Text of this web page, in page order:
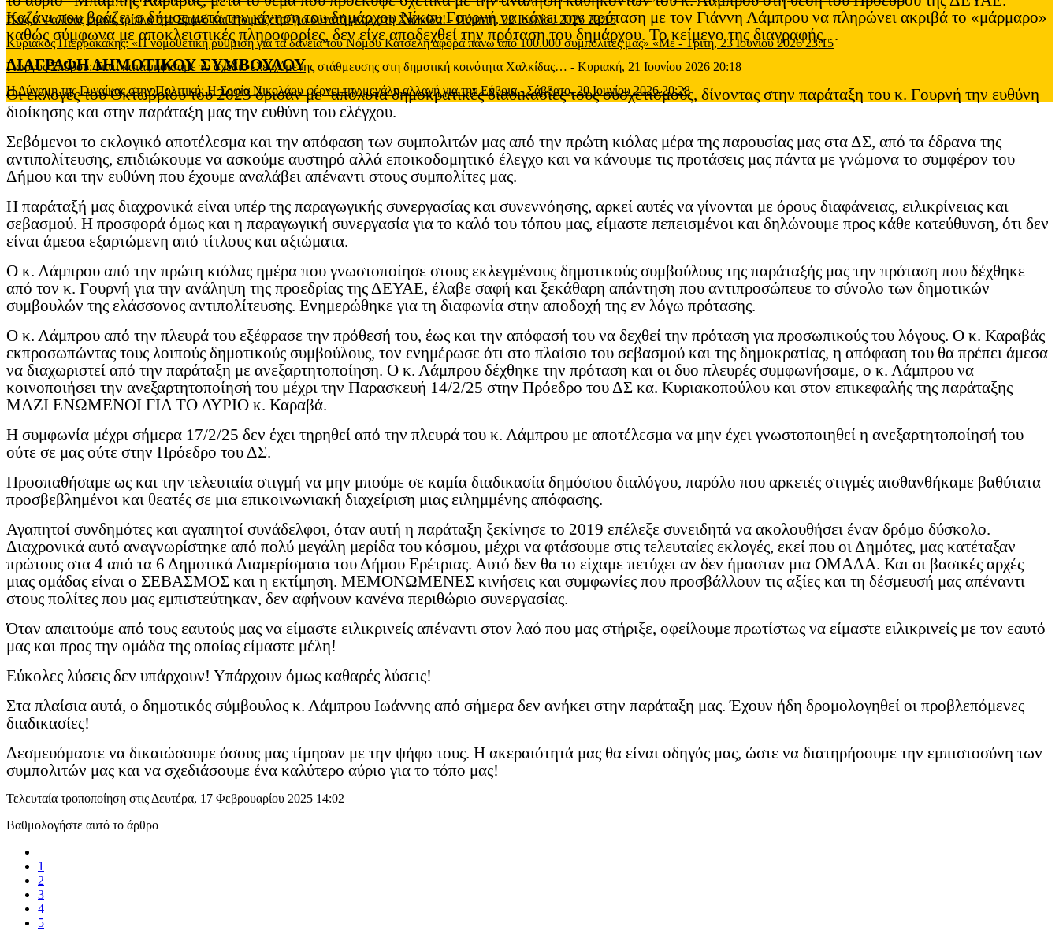
Πως ο Φαλίδας έκανε τρίπλα στο Σπανό και ετοιμάζεται για δυνατό γκολ στη Χαλκίδα!-Πέμπτη, 02 Ιουλίου 2026 22:15
Κυριάκος Πιερρακάκης: «Η νομοθετική ρύθμιση για τα δάνεια του Νόμου Κατσέλη αφορά πάνω από 100.000 συμπολίτες μας» «Με-Τρίτη, 23 Ιουνίου 2026 23:15
Γιώργος Σπύρου: Γιατί καταψηφίσαμε το σχέδιο ελεγχόμενης στάθμευσης στη δημοτική κοινότητα Χαλκίδας… - Κυριακή, 21 Ιουνίου 2026 20:18
Η Δύναμη της Γυναίκας στην Πολιτική: Η Σοφία Νικολάου φέρνει την μεγάλη αλλαγή για την Εύβοια-Σάββατο, 20 Ιουνίου 2026 20:28
Καζάνι που βράζει ο δήμος μετά την κίνηση του δημάρχου Νίκου Γουρνή να κάνει την πρόταση με τον Γιάννη Λάμπρου να πληρώνει ακριβά το «μάρμαρο»
καθώς σύμφωνα με αποκλειστικές πληροφορίες, δεν είχε αποδεχθεί την πρόταση του δημάρχου. Το κείμενο της διαγραφής…
ΔΙΑΓΡΑΦΗ ΔΗΜΟΤΙΚΟΥ ΣΥΜΒΟΥΛΟΥ
Οι εκλογές του Οκτωβρίου του 2023 όρισαν με `απόλυτα δημοκρατικές διαδικασίες τους συσχετισμούς, δίνοντας στην παράταξη του κ. Γουρνή την ευθύνη
διοίκησης και στην παράταξη μας την ευθύνη του ελέγχου.
Σεβόμενοι το εκλογικό αποτέλεσμα και την απόφαση των συμπολιτών μας από την πρώτη κιόλας μέρα της παρουσίας μας στα ΔΣ, από τα έδρανα της
αντιπολίτευσης, επιδιώκουμε να ασκούμε αυστηρό αλλά εποικοδομητικό έλεγχο και να κάνουμε τις προτάσεις μας πάντα με γνώμονα το συμφέρον του
Δήμου και την ευθύνη που έχουμε αναλάβει απέναντι στους συμπολίτες μας.
Η παράταξή μας διαχρονικά είναι υπέρ της παραγωγικής συνεργασίας και συνεννόησης, αρκεί αυτές να γίνονται με όρους διαφάνειας, ειλικρίνειας και
σεβασμού. Η προσφορά όμως και η παραγωγική συνεργασία για το καλό του τόπου μας, είμαστε πεπεισμένοι και δηλώνουμε προς κάθε κατεύθυνση, ότι δεν
είναι άμεσα εξαρτώμενη από τίτλους και αξιώματα.
Ο κ. Λάμπρου από την πρώτη κιόλας ημέρα που γνωστοποίησε στους εκλεγμένους δημοτικούς συμβούλους της παράταξής μας την πρόταση που δέχθηκε
από τον κ. Γουρνή για την ανάληψη της προεδρίας της ΔΕΥΑΕ, έλαβε σαφή και ξεκάθαρη απάντηση που αντιπροσώπευε το σύνολο των δημοτικών
συμβουλών της ελάσσονος αντιπολίτευσης. Ενημερώθηκε για τη διαφωνία στην αποδοχή της εν λόγω πρότασης.
Ο κ. Λάμπρου από την πλευρά του εξέφρασε την πρόθεσή του, έως και την απόφασή του να δεχθεί την πρόταση για προσωπικούς του λόγους. Ο κ. Καραβάς
εκπροσωπώντας τους λοιπούς δημοτικούς συμβούλους, τον ενημέρωσε ότι στο πλαίσιο του σεβασμού και της δημοκρατίας, η απόφαση του θα πρέπει άμεσα
να διαχωριστεί από την παράταξη με ανεξαρτητοποίηση. Ο κ. Λάμπρου δέχθηκε την πρόταση και οι δυο πλευρές συμφωνήσαμε, ο κ. Λάμπρου να
κοινοποιήσει την ανεξαρτητοποίησή του μέχρι την Παρασκευή 14/2/25 στην Πρόεδρο του ΔΣ κα. Κυριακοπούλου και στον επικεφαλής της παράταξης
ΜΑΖΙ ΕΝΩΜΕΝΟΙ ΓΙΑ ΤΟ ΑΥΡΙΟ κ. Καραβά.
Η συμφωνία μέχρι σήμερα 17/2/25 δεν έχει τηρηθεί από την πλευρά του κ. Λάμπρου με αποτέλεσμα να μην έχει γνωστοποιηθεί η ανεξαρτητοποίησή του
ούτε σε μας ούτε στην Πρόεδρο του ΔΣ.
Προσπαθήσαμε ως και την τελευταία στιγμή να μην μπούμε σε καμία διαδικασία δημόσιου διαλόγου, παρόλο που αρκετές στιγμές αισθανθήκαμε βαθύτατα
προσβεβλημένοι και θεατές σε μια επικοινωνιακή διαχείριση μιας ειλημμένης απόφασης.
Αγαπητοί συνδημότες και αγαπητοί συνάδελφοι, όταν αυτή η παράταξη ξεκίνησε το 2019 επέλεξε συνειδητά να ακολουθήσει έναν δρόμο δύσκολο.
Διαχρονικά αυτό αναγνωρίστηκε από πολύ μεγάλη μερίδα του κόσμου, μέχρι να φτάσουμε στις τελευταίες εκλογές, εκεί που οι Δημότες, μας κατέταξαν
πρώτους στα 4 από τα 6 Δημοτικά Διαμερίσματα του Δήμου Ερέτριας. Αυτό δεν θα το είχαμε πετύχει αν δεν ήμασταν μια ΟΜΑΔΑ. Και οι βασικές αρχές
μιας ομάδας είναι ο ΣΕΒΑΣΜΟΣ και η εκτίμηση. ΜΕΜΟΝΩΜΕΝΕΣ κινήσεις και συμφωνίες που προσβάλλουν τις αξίες και τη δέσμευσή μας απέναντι
στους πολίτες που μας εμπιστεύτηκαν, δεν αφήνουν κανένα περιθώριο συνεργασίας.
Όταν απαιτούμε από τους εαυτούς μας να είμαστε ειλικρινείς απέναντι στον λαό που μας στήριξε, οφείλουμε πρωτίστως να είμαστε ειλικρινείς με τον εαυτό
μας και προς την ομάδα της οποίας είμαστε μέλη!
Εύκολες λύσεις δεν υπάρχουν! Υπάρχουν όμως καθαρές λύσεις!
Στα πλαίσια αυτά, ο δημοτικός σύμβουλος κ. Λάμπρου Ιωάννης από σήμερα δεν ανήκει στην παράταξη μας. Έχουν ήδη δρομολογηθεί οι προβλεπόμενες
διαδικασίες!
Δεσμευόμαστε να δικαιώσουμε όσους μας τίμησαν με την ψήφο τους. Η ακεραιότητά μας θα είναι οδηγός μας, ώστε να διατηρήσουμε την εμπιστοσύνη των
συμπολιτών μας και να σχεδιάσουμε ένα καλύτερο αύριο για το τόπο μας!
Τελευταία τροποποίηση στις Δευτέρα, 17 Φεβρουαρίου 2025 14:02
Βαθμολογήστε αυτό το άρθρο
1
2
3
4
5